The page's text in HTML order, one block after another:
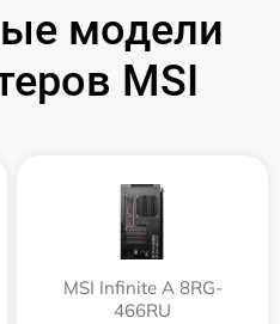
модели
MSI
MSI Infinite A 8RG-
466RU